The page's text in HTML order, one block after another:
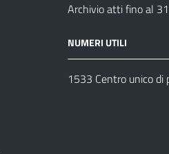
Archivio atti fino al
NUMERI UTILI
1533 Centro unico di